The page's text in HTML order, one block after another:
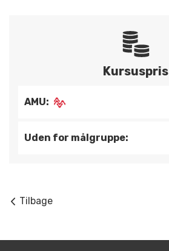
Kursuspris
AMU:
Uden for målgruppe:
Tilbage